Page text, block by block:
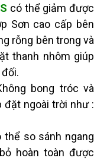
có thể giảm được
Sơn cao cấp bên
rỗng bên trong và
thanh nhôm giúp
đối.
bong tróc và
đặt ngoài trời như :
so sánh ngang
hoàn toàn được